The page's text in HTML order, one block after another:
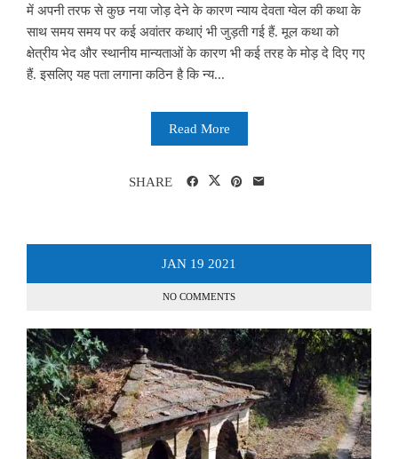
में अपनी तरफ से कुछ नया जोड़ देने के कारण न्याय देवता ग्वेल की कथा के
साथ समय समय पर कई अवांतर कथाएं भी जुड़ती गई हैं. मूल कथा को
क्षेत्रीय भेद और स्थानीय मान्यताओं के कारण भी कई तरह के मोड़ दे दिए गए
हैं. इसलिए यह पता लगाना कठिन है कि न्य...
Read More
SHARE
JAN 19 2021
NO COMMENTS